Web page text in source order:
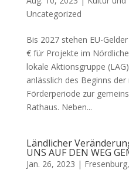
Uncategorized
Bis 2027 stehen EU-
€ für Projekte im
lokale Aktionsgruppe
anlässlich des Beginns der
Förderperiode zur
Rathaus. Neben...
Ländlicher
UNS AUF DEN WEG
Jan. 26, 2023 | Fresenburg,